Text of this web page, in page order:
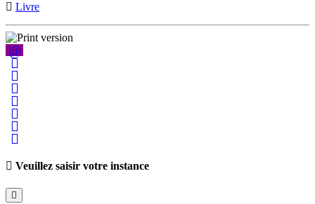
Livre
Veuillez saisir votre instance